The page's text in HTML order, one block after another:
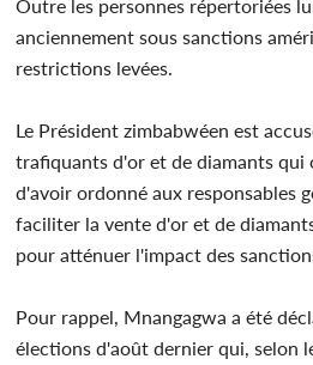
Outre les personnes répertoriées
anciennement sous sanctions
restrictions levées.
Le Président zimbabwéen est
trafiquants d'or et de diamants qui
d'avoir ordonné aux responsables
faciliter la vente d'or et de
pour atténuer l'impact des
Pour rappel, Mnangagwa a été
élections d'août dernier qui, selon